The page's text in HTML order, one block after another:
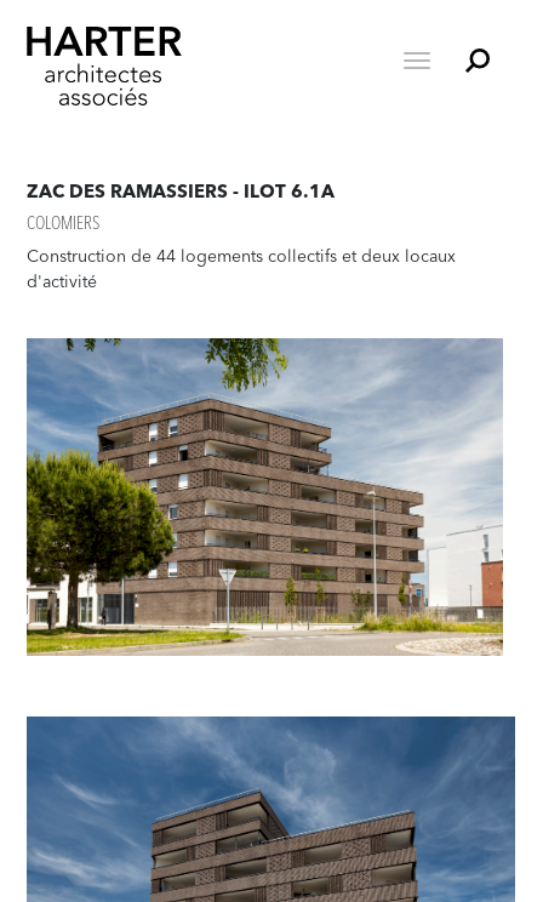
ZAC DES RAMASSIERS - ILOT 6.1A
COLOMIERS
Construction de 44 logements collectifs et deux locaux
d'activité